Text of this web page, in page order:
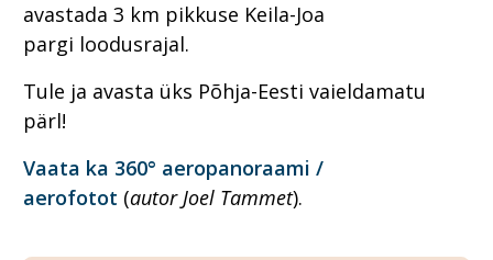
avastada 3 km pikkuse Keila-Joa
pargi loodusrajal.
Tule ja avasta üks Põhja-Eesti vaieldamatu
pärl!
Vaata ka 360° aeropanoraami /
aerofotot (autor Joel Tammet).